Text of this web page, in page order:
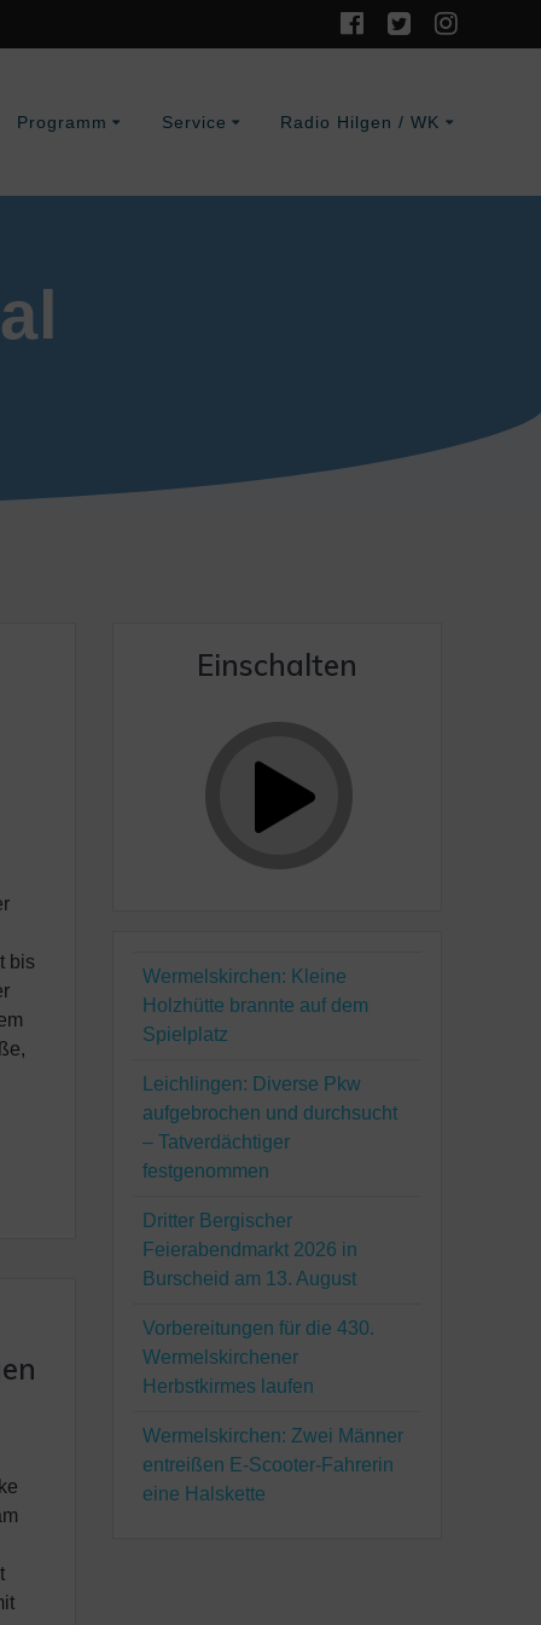
Programm Service Radio Hilgen / WK
bis
Einschalten
Wermelskirchen: Kleine
Holzhütte brannte auf dem
Spielplatz
Leichlingen: Diverse Pkw
aufgebrochen und durchsucht
– Tatverdächtiger
festgenommen
Dritter Bergischer
Feierabendmarkt 2026 in
Burscheid am 13. August
Vorbereitungen für die 430.
Wermelskirchener
Herbstkirmes laufen
Wermelskirchen: Zwei Männer
entreißen E-Scooter-Fahrerin
eine Halskette